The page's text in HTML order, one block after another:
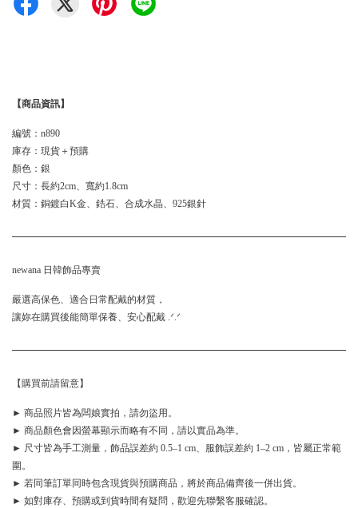
【商品資訊】
編號：n890
庫存：現貨＋預購
顏色：銀
尺寸：長約2cm、寬約1.8cm
材質：銅鍍白K金、鋯石、合成水晶、925銀針
newana 日韓飾品專賣
嚴選高保色、適合日常配戴的材質，
讓妳在購買後能簡單保養、安心配戴 .ᐟ.ᐟ
【購買前請留意】
► 商品照片皆為闆娘實拍，請勿盜用。
► 商品顏色會因螢幕顯示而略有不同，請以實品為準。
► 尺寸皆為手工測量，飾品誤差約 0.5–1 cm、服飾誤差約 1–2 cm，皆屬正常範
圍。
► 若同筆訂單同時包含現貨與預購商品，將於商品備齊後一併出貨。
► 如對庫存、預購或到貨時間有疑問，歡迎先聯繫客服確認。